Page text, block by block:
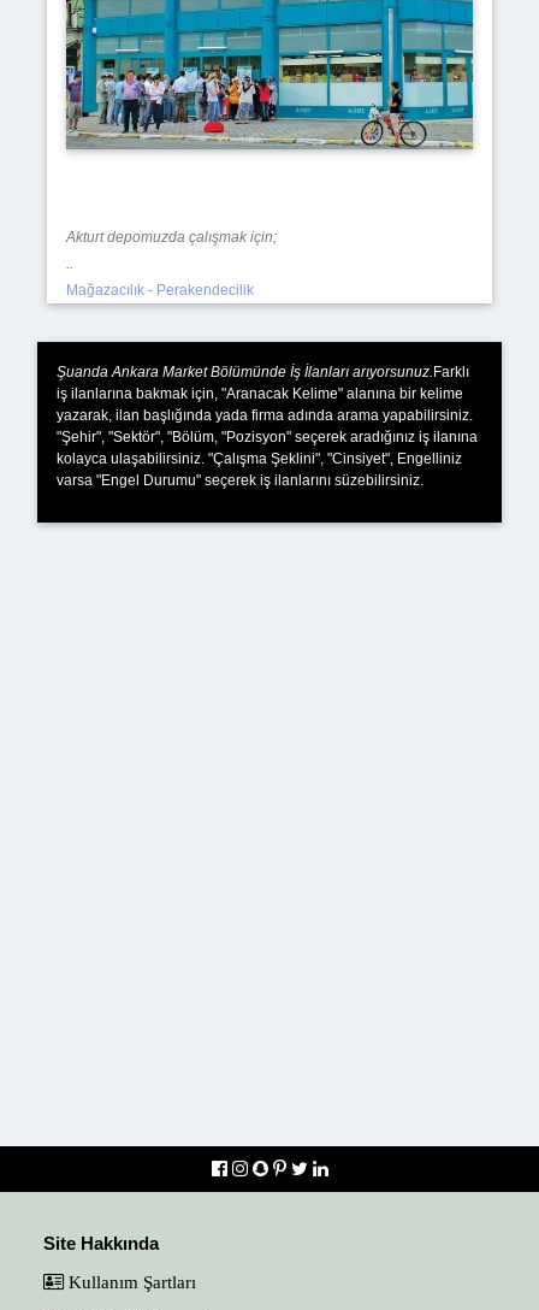
Akturt depomuzda çalışmak için;
..
Mağazacılık - Perakendecilik
Şuanda Ankara Market Bölümünde İş İlanları arıyorsunuz. Farklı
iş ilanlarına bakmak için, "Aranacak Kelime" alanına bir kelime
yazarak, ilan başlığında yada firma adında arama yapabilirsiniz.
"Şehir", "Sektör", "Bölüm, "Pozisyon" seçerek aradığınız iş ilanına
kolayca ulaşabilirsiniz. "Çalışma Şeklini", "Cinsiyet", Engelliniz
varsa "Engel Durumu" seçerek iş ilanlarını süzebilirsiniz.
Site Hakkında
Kullanım Şartları